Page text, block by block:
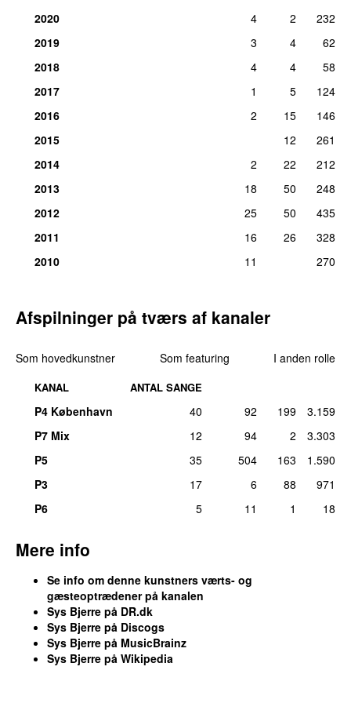
Tættere på stjernerne
1
2020
4 2
232
2019
3 4
62
2018
4 4
58
2017
1 5
124
2016
2 15
146
2015
12
261
2014
2 22
212
2013
18 50
248
2012
25 50
435
2011
16 26
328
2010
11 270
Afspilninger på tværs af kanaler
Som hovedkunstner Som featuring I anden rolle
KANAL ANTAL SANGE
P4 København 40 92 199
3.159
P7 Mix
12 94 2
3.303
P5
35 504 163
1.590
P3
17 6 88
971
P6
5 11 1 18
Mere info
Se info om denne kunstners værts- og
gæsteoptrædener på kanalen
Sys Bjerre på DR.dk
Sys Bjerre på Discogs
Sys Bjerre på MusicBrainz
Sys Bjerre på Wikipedia